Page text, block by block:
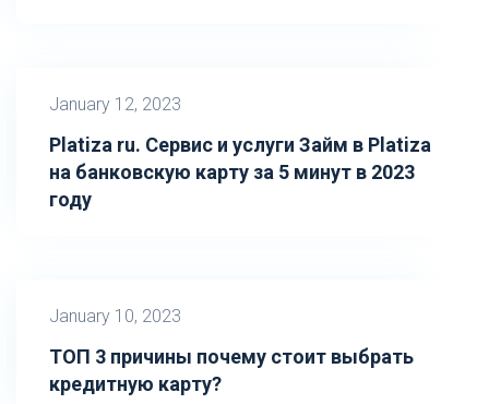
January 12, 2023
Platiza ru. Сервис и услуги Займ в Platiza
на банковскую карту за 5 минут в 2023
году
January 10, 2023
ТОП 3 причины почему стоит выбрать
кредитную карту?